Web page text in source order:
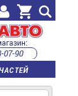
07-90
22:00 (пн-пт)